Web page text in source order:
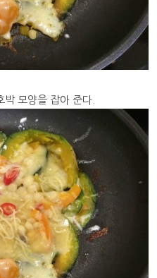
모양을 잡아 준다.